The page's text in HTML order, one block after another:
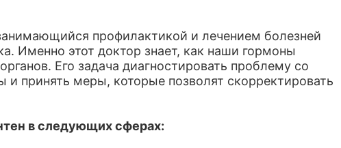
профилактикой и лечением болезней
Именно этот доктор знает, как наши гормоны
Его задача диагностировать проблему со
и принять меры, которые позволят скорректировать
в следующих сферах: